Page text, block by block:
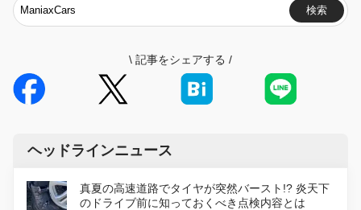
検索
\ 記事をシェアする /
ヘッドラインニュース
真夏の高速道路でタイヤが突然バースト!? 炎天下
のドライブ前に知っておくべき点検内容とは